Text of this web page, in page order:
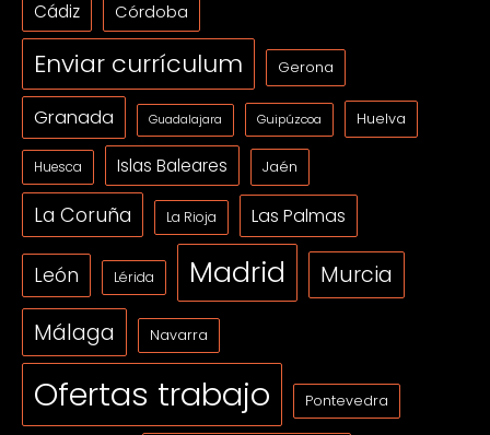
Cádiz Córdoba
Enviar currículum Gerona
Granada Guadalajara Guipúzcoa Huelva
Huesca Islas Baleares Jaén
La Coruña La Rioja Las Palmas
León Lérida Madrid Murcia
Málaga Navarra
Ofertas trabajo Pontevedra